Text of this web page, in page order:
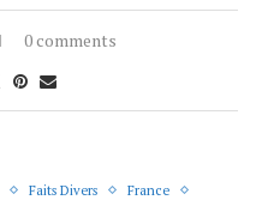
0 comments
Faits Divers
France